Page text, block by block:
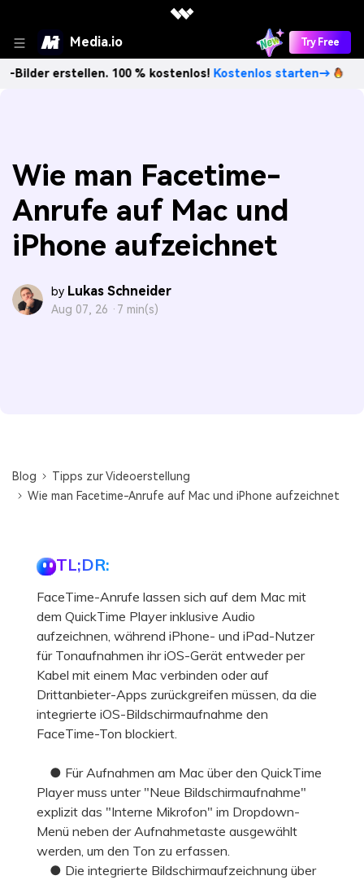
Media.io Try Free
erstellen. 100 % kostenlos!Kostenlos starten→
Wie man Facetime-
Anrufe auf Mac und
iPhone aufzeichnet
by Lukas Schneider
Aug 07, 26 · 7 min(s)
Blog
Tipps zur Videoerstellung
Wie man Facetime-Anrufe auf Mac und iPhone aufzeichnet
TL;DR:
FaceTime-Anrufe lassen sich auf dem Mac mit
dem QuickTime Player inklusive Audio
aufzeichnen, während iPhone- und iPad-Nutzer
für Tonaufnahmen ihr iOS-Gerät entweder per
Kabel mit einem Mac verbinden oder auf
Drittanbieter-Apps zurückgreifen müssen, da die
integrierte iOS-Bildschirmaufnahme den
FaceTime-Ton blockiert.
● Für Aufnahmen am Mac über den QuickTime
Player muss unter "Neue Bildschirmaufnahme"
explizit das "Interne Mikrofon" im Dropdown-
Menü neben der Aufnahmetaste ausgewählt
werden, um den Ton zu erfassen.
● Die integrierte Bildschirmaufzeichnung über